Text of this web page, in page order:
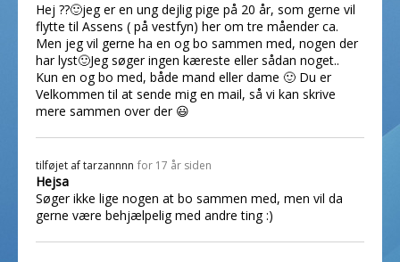
Hej ??🙂jeg er en ung dejlig pige på 20 år, som gerne vil
flytte til Assens ( på vestfyn) her om tre måender ca.
Men jeg vil gerne ha en og bo sammen med, nogen der
har lyst🙂Jeg søger ingen kæreste eller sådan noget..
Kun en og bo med, både mand eller dame 🙂 Du er
Velkommen til at sende mig en mail, så vi kan skrive
mere sammen over der 😃
tilføjet aftarzannnn for 17 år siden
Hejsa
Søger ikke lige nogen at bo sammen med, men vil da
gerne være behjælpelig med andre ting :)